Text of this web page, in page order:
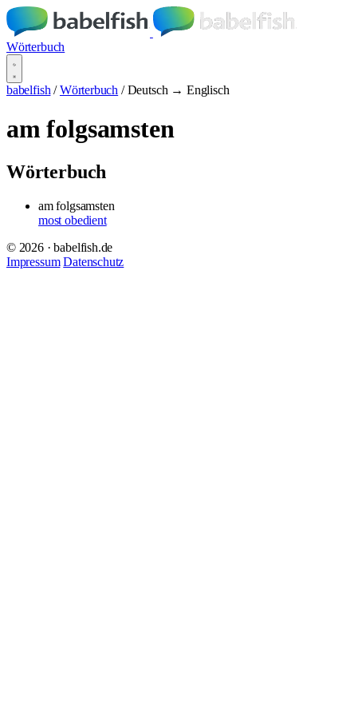
Wörterbuch
babelfish / Wörterbuch / Deutsch → Englisch
am folgsamsten
Wörterbuch
am folgsamsten
most obedient
© 2026 · babelfish.de
Impressum Datenschutz